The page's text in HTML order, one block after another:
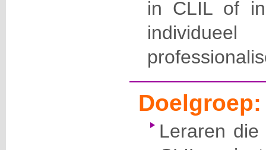
in CLIL of
individueel
Doelgroep:
Leraren